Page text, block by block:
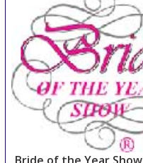
Bride of the Year Show